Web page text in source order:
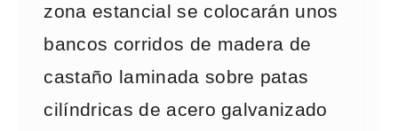
zona estancial se colocarán unos
bancos corridos de madera de
castaño laminada sobre patas
cilíndricas de acero galvanizado